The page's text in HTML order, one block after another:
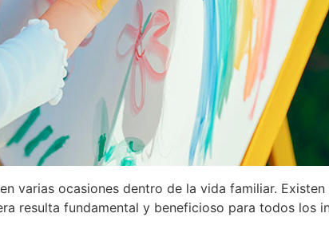
varias ocasiones dentro de la vida familiar.
resulta fundamental y beneficioso para todos los